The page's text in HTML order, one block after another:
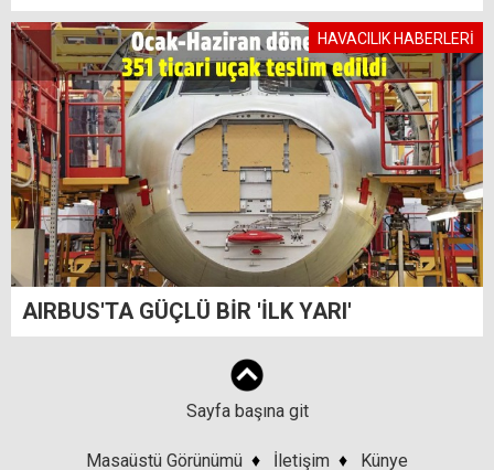
HAVACILIK HABERLERİ
AIRBUS'TA GÜÇLÜ BİR 'İLK YARI'
Sayfa başına git
Masaüstü Görünümü ♦ İletişim ♦ Künye